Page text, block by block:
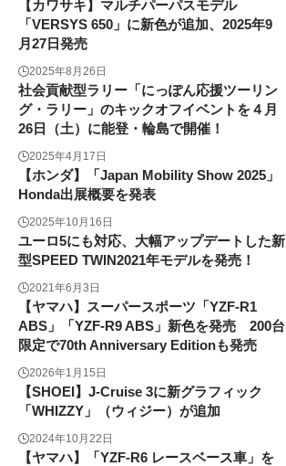
【カワサキ】マルチパーパスモデル
「VERSYS 650」に新色が追加、2025年9
月27日発売
2025年8月26日
社会貢献型ラリー「にっぽん応援ツーリン
グ・ラリー」のキックオフイベントを４月
26日（土）に能登・輪島で開催！
2025年4月17日
【ホンダ】「Japan Mobility Show 2025」
Honda出展概要を発表
2025年10月16日
ユーロ5にも対応、大幅アップデートした新
型SPEED TWIN2021年モデルを発売！
2021年6月3日
【ヤマハ】スーパースポーツ「YZF-R1
ABS」「YZF-R9 ABS」新色を発売 200台
限定で70th Anniversary Editionも発売
2026年1月15日
【SHOEI】J-Cruise 3に新グラフィック
「WHIZZY」（ウィジー）が追加
2024年10月22日
【ヤマハ】「YZF-R6 レースベース車」を